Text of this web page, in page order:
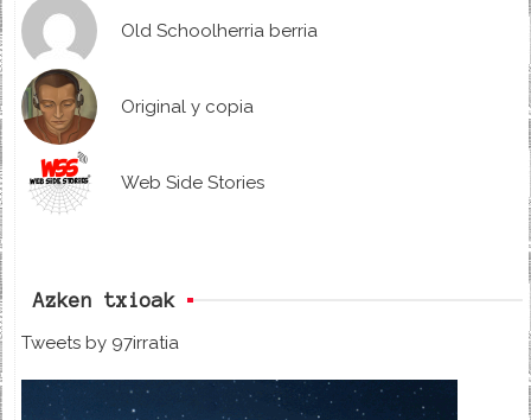
Old Schoolherria berria
Original y copia
Web Side Stories
Azken txioak
Tweets by 97irratia